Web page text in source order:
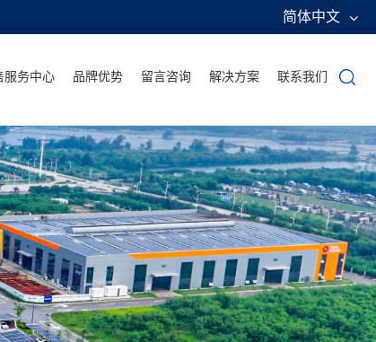
简体中文
服务中心 品牌优势 留言咨询 解决方案 联系我们 